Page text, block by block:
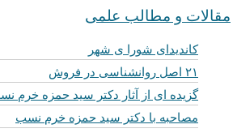
مقالات و مطالب علمی
کاندیدای شورا ی شهر
۲۱ اصل روانشناسی در فروش
گزیده ای از آثار دکتر سید حمزه خرم
مصاحبه با دکتر سید حمزه خرم نسب